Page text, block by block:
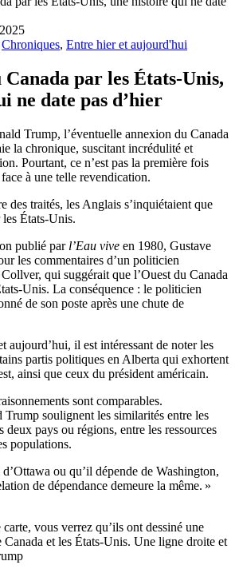
Chroniques, Entre hier et aujourd'hui
Canada par les États-Unis,
ne date pas d’hier
Trump, l’éventuelle annexion du Canada
la chronique, suscitant incrédulité et
Pourtant, ce n’est pas la première fois
à une telle revendication.
des traités, les Anglais s’inquiétaient que
les États-Unis.
publié par l’Eau vive en 1980, Gustave
les commentaires d’un politicien
qui suggérait que l’Ouest du Canada
Unis. La conséquence : le politicien
de son poste après une chute de
aujourd’hui, il est intéressant de noter les
partis politiques en Alberta qui exhortent
ainsi que ceux du président américain.
sont comparables.
soulignent les similarités entre les
deux pays ou régions, entre les ressources
populations.
ou qu’il dépende de Washington,
de dépendance demeure la même. »
vous verrez qu’ils ont dessiné une
et les États-Unis. Une ligne droite et